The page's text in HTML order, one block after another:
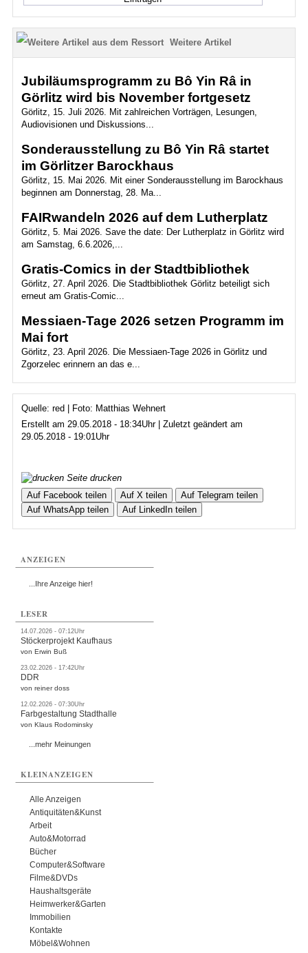
Weitere Artikel
Jubiläumsprogramm zu Bô Yin Râ in
Görlitz wird bis November fortgesetz
Görlitz, 15. Juli 2026. Mit zahlreichen Vorträgen, Lesungen,
Audiovisionen und Diskussions...
Sonderausstellung zu Bô Yin Râ startet
im Görlitzer Barockhaus
Görlitz, 15. Mai 2026. Mit einer Sonderausstellung im Barockhaus
beginnen am Donnerstag, 28. Ma...
FAIRwandeln 2026 auf dem Lutherplatz
Görlitz, 5. Mai 2026. Save the date: Der Lutherplatz in Görlitz wird
am Samstag, 6.6.2026,...
Gratis-Comics in der Stadtbibliothek
Görlitz, 27. April 2026. Die Stadtbibliothek Görlitz beteiligt sich
erneut am Gratis-Comic...
Messiaen-Tage 2026 setzen Programm im
Mai fort
Görlitz, 23. April 2026. Die Messiaen-Tage 2026 in Görlitz und
Zgorzelec erinnern an das e...
Quelle: red | Foto: Matthias Wehnert
Erstellt am 29.05.2018 - 18:34Uhr | Zuletzt geändert am
29.05.2018 - 19:01Uhr
Seite drucken
Auf Facebook teilen
Auf X teilen
Auf Telegram teilen
Auf WhatsApp teilen
Auf LinkedIn teilen
ANZEIGEN
...Ihre Anzeige hier!
LESER
14.07.2026 - 07:12Uhr
Stöckerprojekt Kaufhaus
von Erwin Buß
23.02.2026 - 17:42Uhr
DDR
von reiner doss
12.02.2026 - 07:30Uhr
Farbgestaltung Stadthalle
von Klaus Rodominsky
...mehr Meinungen
KLEINANZEIGEN
Alle Anzeigen
Antiquitäten&Kunst
Arbeit
Auto&Motorrad
Bücher
Computer&Software
Filme&DVDs
Haushaltsgeräte
Heimwerker&Garten
Immobilien
Kontakte
Möbel&Wohnen